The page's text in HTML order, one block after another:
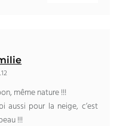
même nature !!!
aussi pour la neige, c’est
!!!